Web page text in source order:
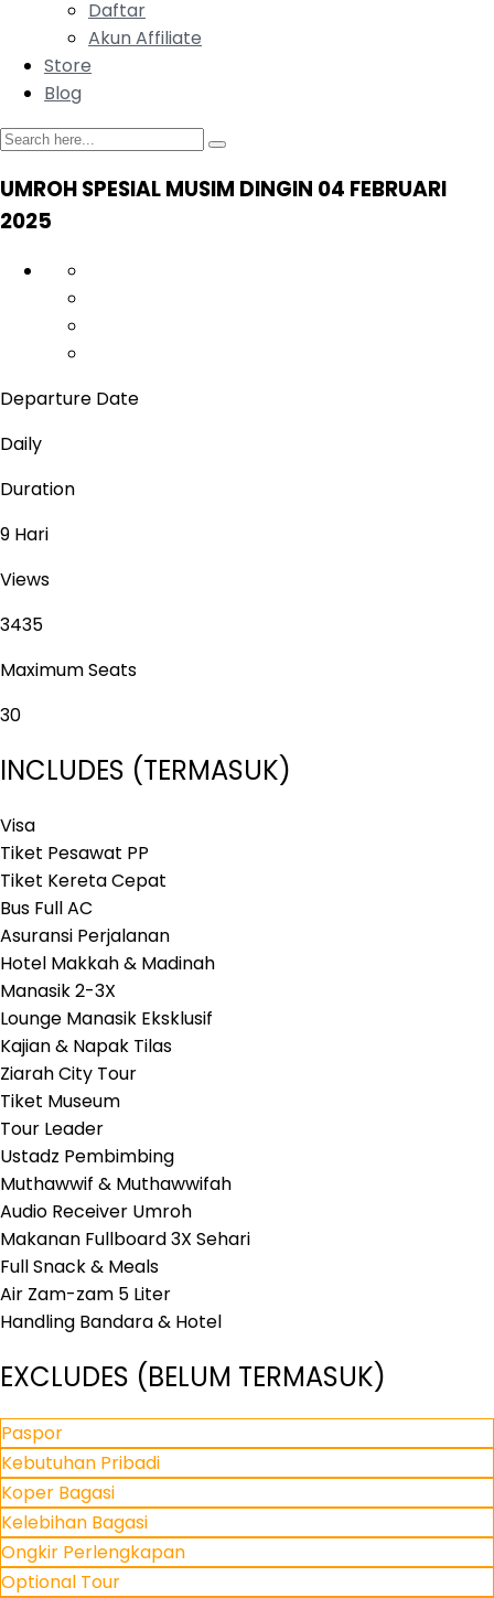
Daftar
Akun Affiliate
Store
Blog
UMROH SPESIAL MUSIM DINGIN 04 FEBRUARI
2025
Departure Date
Daily
Duration
9 Hari
Views
3435
Maximum Seats
30
INCLUDES (TERMASUK)
Visa
Tiket Pesawat PP
Tiket Kereta Cepat
Bus Full AC
Asuransi Perjalanan
Hotel Makkah & Madinah
Manasik 2-3X
Lounge Manasik Eksklusif
Kajian & Napak Tilas
Ziarah City Tour
Tiket Museum
Tour Leader
Ustadz Pembimbing
Muthawwif & Muthawwifah
Audio Receiver Umroh
Makanan Fullboard 3X Sehari
Full Snack & Meals
Air Zam-zam 5 Liter
Handling Bandara & Hotel
EXCLUDES (BELUM TERMASUK)
Paspor
Kebutuhan Pribadi
Koper Bagasi
Kelebihan Bagasi
Ongkir Perlengkapan
Optional Tour